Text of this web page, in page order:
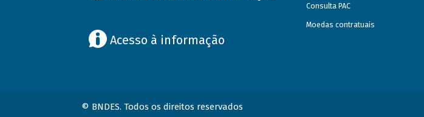
Acesso à informação
Consulta PAC
Moedas contratuais
© BNDES. Todos os direitos reservados